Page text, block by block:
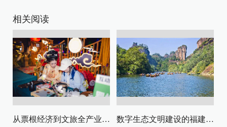
相关阅读
从票根经济到文旅全产业链升级 数字生态文明建设的福建路径与启示